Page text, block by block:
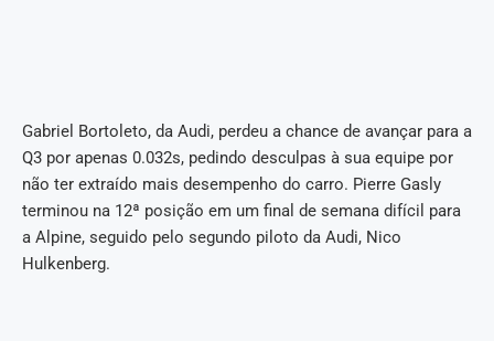
Gabriel Bortoleto, da Audi, perdeu a chance de avançar para a
Q3 por apenas 0.032s, pedindo desculpas à sua equipe por
não ter extraído mais desempenho do carro. Pierre Gasly
terminou na 12ª posição em um final de semana difícil para
a Alpine, seguido pelo segundo piloto da Audi, Nico
Hulkenberg.